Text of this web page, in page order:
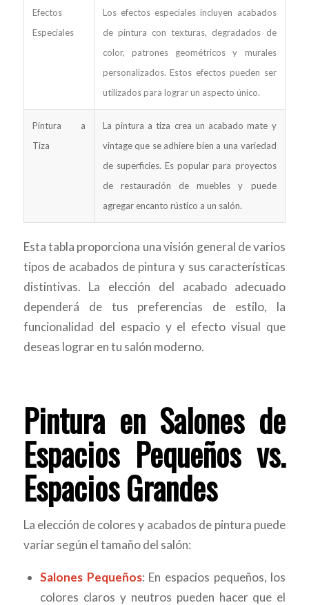
Efectos
Especiales
Los efectos especiales incluyen acabados
de pintura con texturas, degradados de
color, patrones geométricos y murales
personalizados. Estos efectos pueden ser
utilizados para lograr un aspecto único.
Pintura a
Tiza
La pintura a tiza crea un acabado mate y
vintage que se adhiere bien a una variedad
de superficies. Es popular para proyectos
de restauración de muebles y puede
agregar encanto rústico a un salón.
Esta tabla proporciona una visión general de varios
tipos de acabados de pintura y sus características
distintivas. La elección del acabado adecuado
dependerá de tus preferencias de estilo, la
funcionalidad del espacio y el efecto visual que
deseas lograr en tu salón moderno.
Pintura en Salones de
Espacios Pequeños vs.
Espacios Grandes
La elección de colores y acabados de pintura puede
variar según el tamaño del salón:
Salones Pequeños: En espacios pequeños, los
colores claros y neutros pueden hacer que el